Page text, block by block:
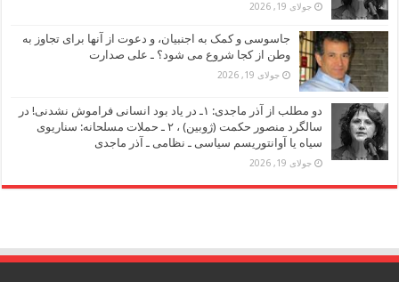
جولای 19, 2026
جاسوسی و کمک به اجنبیان، و دعوت از آنها برای تجاوز به
وطن از کجا شروع می شود؟ ـ علی صدارت
جولای 19, 2026
دو مطلب از آذر ماجدی: ۱ـ در یاد بود انسانی فراموش نشدنی! در
سالگرد منصور حکمت (ژوبین) ، ۲ ـ حملات مسلحانه: سناریوی
سیاه یا آوانتوریسم سیاسی ـ نظامی ـ آذر ماجدی
جولای 19, 2026